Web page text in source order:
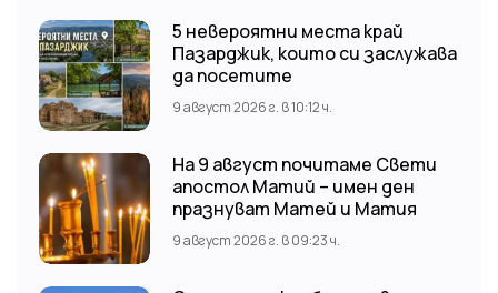
5 невероятни места край
Пазарджик, които си заслужава
да посетите
9 август 2026 г. в 10:12 ч.
На 9 август почитаме Свети
апостол Матий – имен ден
празнуват Матей и Матия
9 август 2026 г. в 09:23 ч.